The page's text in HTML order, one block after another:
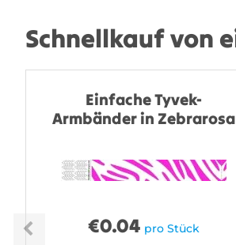
Schnellkauf von
Einfache Tyvek-
Armbänder in Zebrarosa
€0.04 pro Stück